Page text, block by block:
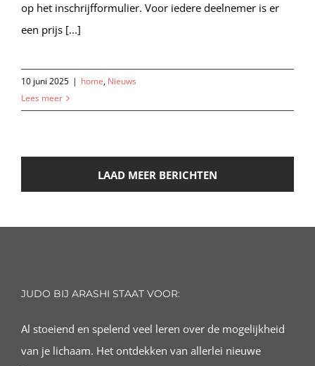
op het inschrijfformulier. Voor iedere deelnemer is er
een prijs [...]
10 juni 2025 | home, Nieuws
Lees meer
LAAD MEER BERICHTEN
JUDO BIJ ARASHI STAAT VOOR:
Al stoeiend en spelend veel leren over de mogelijkheid
van je lichaam. Het ontdekken van allerlei nieuwe